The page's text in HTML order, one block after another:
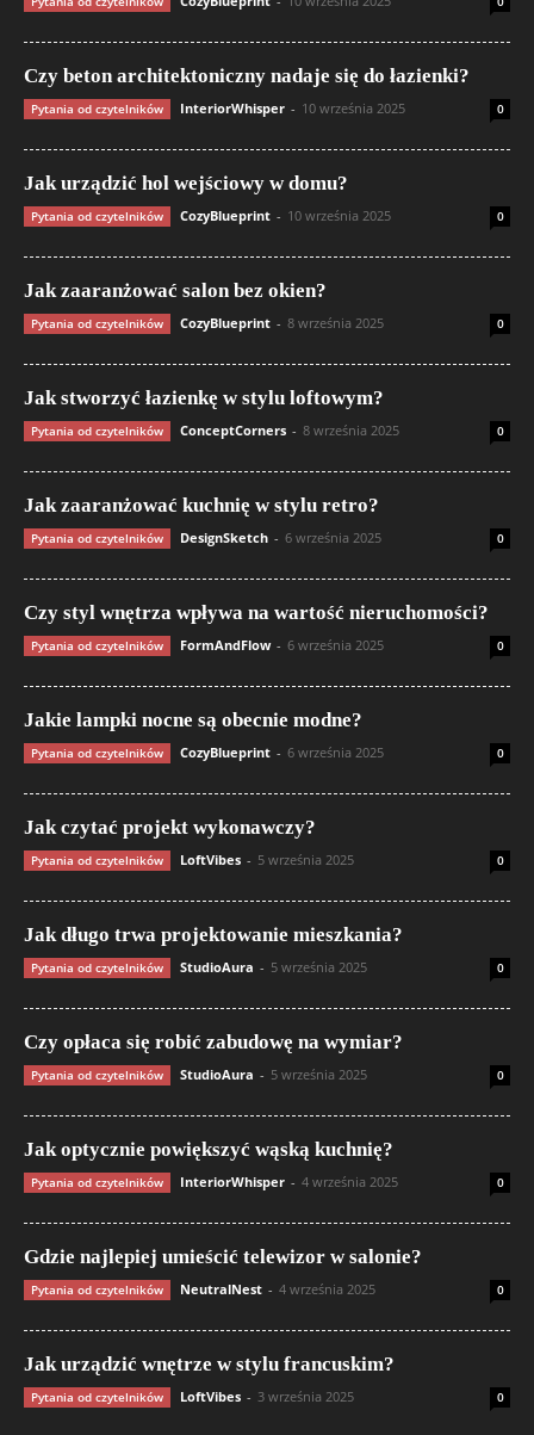
Czy beton architektoniczny nadaje się do łazienki?
Pytania od czytelników InteriorWhisper - 10 września 2025 0
Jak urządzić hol wejściowy w domu?
Pytania od czytelników CozyBlueprint - 10 września 2025 0
Jak zaaranżować salon bez okien?
Pytania od czytelników CozyBlueprint - 8 września 2025 0
Jak stworzyć łazienkę w stylu loftowym?
Pytania od czytelników ConceptCorners - 8 września 2025 0
Jak zaaranżować kuchnię w stylu retro?
Pytania od czytelników DesignSketch - 6 września 2025 0
Czy styl wnętrza wpływa na wartość nieruchomości?
Pytania od czytelników FormAndFlow - 6 września 2025 0
Jakie lampki nocne są obecnie modne?
Pytania od czytelników CozyBlueprint - 6 września 2025 0
Jak czytać projekt wykonawczy?
Pytania od czytelników LoftVibes - 5 września 2025 0
Jak długo trwa projektowanie mieszkania?
Pytania od czytelników StudioAura - 5 września 2025 0
Czy opłaca się robić zabudowę na wymiar?
Pytania od czytelników StudioAura - 5 września 2025 0
Jak optycznie powiększyć wąską kuchnię?
Pytania od czytelników InteriorWhisper - 4 września 2025 0
Gdzie najlepiej umieścić telewizor w salonie?
Pytania od czytelników NeutralNest - 4 września 2025 0
Jak urządzić wnętrze w stylu francuskim?
Pytania od czytelników LoftVibes - 3 września 2025 0